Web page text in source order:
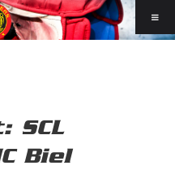
SCL
Biel